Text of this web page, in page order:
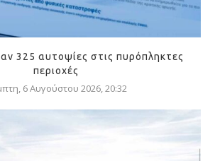
325 αυτοψίες στις πυρόπληκτες
περιοχές
6 Αυγούστου 2026, 20:32